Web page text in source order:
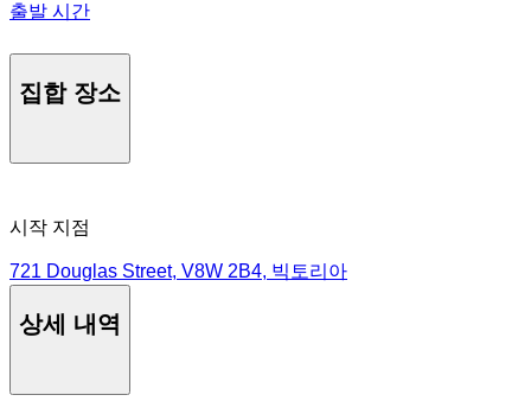
출발 시간
집합 장소
시작 지점
721 Douglas Street, V8W 2B4, 빅토리아
상세 내역